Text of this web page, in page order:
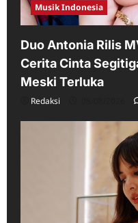
Musik Indonesia
Duo Antonia Rilis
Cerita Cinta
Meski Terluka
Redaksi